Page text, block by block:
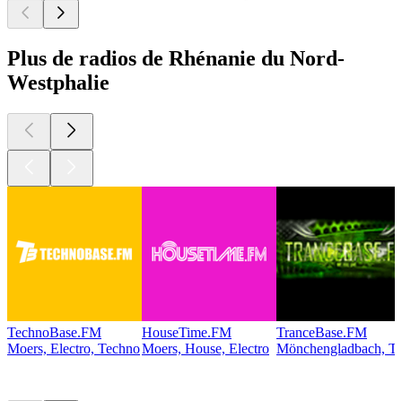
Plus de radios de Rhénanie du Nord-
Westphalie
TechnoBase.FM
Moers, Electro, Techno
HouseTime.FM
Moers, House, Electro
TranceBase.FM
Mönchengladbach,